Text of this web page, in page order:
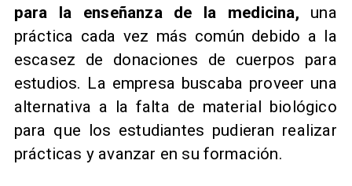
para la enseñanza de la medicina, una
práctica cada vez más común debido a la
escasez de donaciones de cuerpos para
estudios. La empresa buscaba proveer una
alternativa a la falta de material biológico
para que los estudiantes pudieran realizar
prácticas y avanzar en su formación.